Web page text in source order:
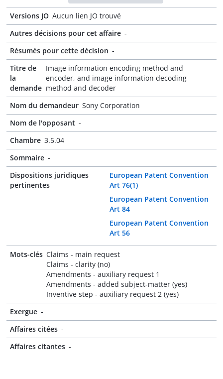
Versions JO Aucun lien JO trouvé
Autres décisions pour cet affaire -
Résumés pour cette décision -
Titre de
la
demande
Image information encoding method and
encoder, and image information decoding
method and decoder
Nom du demandeur Sony Corporation
Nom de l'opposant -
Chambre 3.5.04
Sommaire -
Dispositions juridiques
pertinentes
European Patent Convention
Art 76(1)
European Patent Convention
Art 84
European Patent Convention
Art 56
Mots-clés Claims - main request
Claims - clarity (no)
Amendments - auxiliary request 1
Amendments - added subject-matter (yes)
Inventive step - auxiliary request 2 (yes)
Exergue -
Affaires citées -
Affaires citantes -